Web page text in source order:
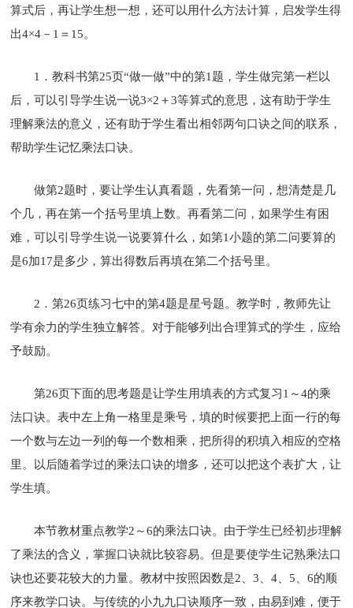
算式后，再让学生想一想，还可以用什么方法计算，启发学生得
出4×4－1＝15。
1．教科书第25页“做一做”中的第1题，学生做完第一栏以
后，可以引导学生说一说3×2＋3等算式的意思，这有助于学生
理解乘法的意义，还有助于学生看出相邻两句口诀之间的联系，
帮助学生记忆乘法口诀。
做第2题时，要让学生认真看题，先看第一问，想清楚是几
个几，再在第一个括号里填上数。再看第二问，如果学生有困
难，可以引导学生说一说要算什么，如第1小题的第二问要算的
是6加17是多少，算出得数后再填在第二个括号里。
2．第26页练习七中的第4题是星号题。教学时，教师先让
学有余力的学生独立解答。对于能够列出合理算式的学生，应给
予鼓励。
第26页下面的思考题是让学生用填表的方式复习1～4的乘
法口诀。表中左上角一格里是乘号，填的时候要把上面一行的每
一个数与左边一列的每一个数相乘，把所得的积填入相应的空格
里。以后随着学过的乘法口诀的增多，还可以把这个表扩大，让
学生填。
本节教材重点教学2～6的乘法口诀。由于学生已经初步理解
了乘法的含义，掌握口诀就比较容易。但是要使学生记熟乘法口
诀也还要花较大的力量。教材中按照因数是2、3、4、5、6的顺
序来教学口诀。与传统的小九九口诀顺序一致，由易到难，便于